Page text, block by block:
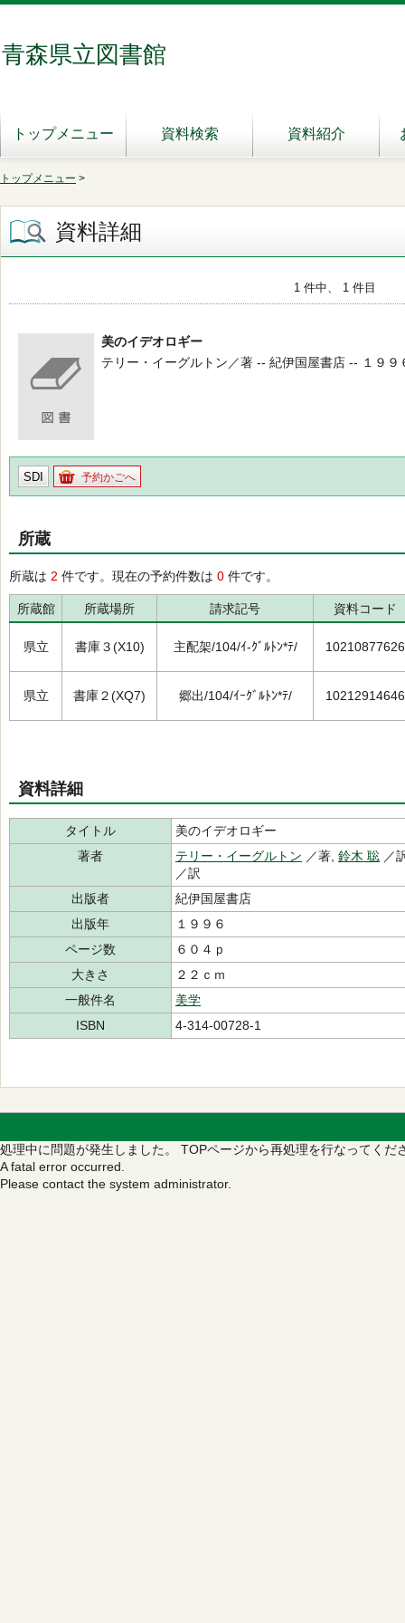
青森県立図書館
トップメニュー 資料検索 資料紹介
トップメニュー >
資料詳細
1 件中、 1 件目
美のイデオロギー
テリー・イーグルトン／著 -- 紀伊国屋書店 -- １９９
SDI 予約かごへ
所蔵
所蔵は 2 件です。現在の予約件数は 0 件です。
所蔵館 所蔵場所 請求記号 資料コード
県立 書庫３(X10) 主配架/104/ｲ-ｸﾞﾙﾄﾝ*ﾃ/ 10210877626
県立 書庫２(XQ7) 郷出/104/ｲｰｸﾞﾙﾄﾝ*ﾃ/ 10212914646
資料詳細
タイトル
美のイデオロギー
著者
テリー・イーグルトン ／著, 鈴木 聡 ／
／訳
出版者
紀伊国屋書店
出版年
１９９６
ページ数
６０４ｐ
大きさ
２２ｃｍ
一般件名
美学
ISBN
4-314-00728-1
処理中に問題が発生しました。 TOPページから再処理を行なってくだ
A fatal error occurred.
Please contact the system administrator.